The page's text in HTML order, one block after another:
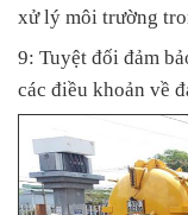
xử lý môi trường
9: Tuyệt đối đảm
các điều khoản về